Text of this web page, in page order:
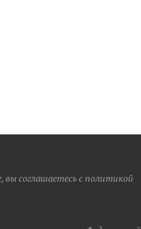
соглашаетесь с политикой